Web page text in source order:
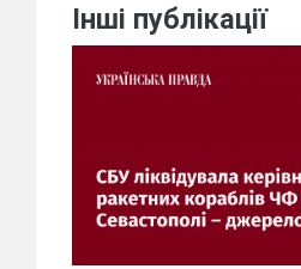
Інші публікації